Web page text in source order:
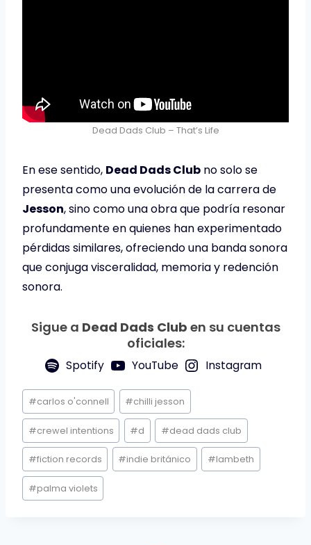
Dead Dads Club – That’s Life
En ese sentido, Dead Dads Club no solo se
presenta como una evolución de la carrera de
Jesson, sino como una obra que podría resonar
profundamente en quienes han experimentado
pérdidas similares, ofreciendo una banda sonora
que conjuga visceralidad, memoria y redención
sonora.
Sigue a Dead Dads Club en su cuentas
oficiales:
Spotify YouTube Instagram
Etiquetas
de
la
entrada:
#carlos o'connell #chilli jesson
#crewel intentions #d #dead dads club
#fiction records #indie británico #lambeth
#palma violets